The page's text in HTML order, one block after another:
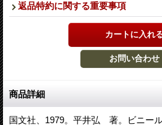
返品特約に関する重要事項
商品詳細
国文社、1979。平井弘 著。ビニー